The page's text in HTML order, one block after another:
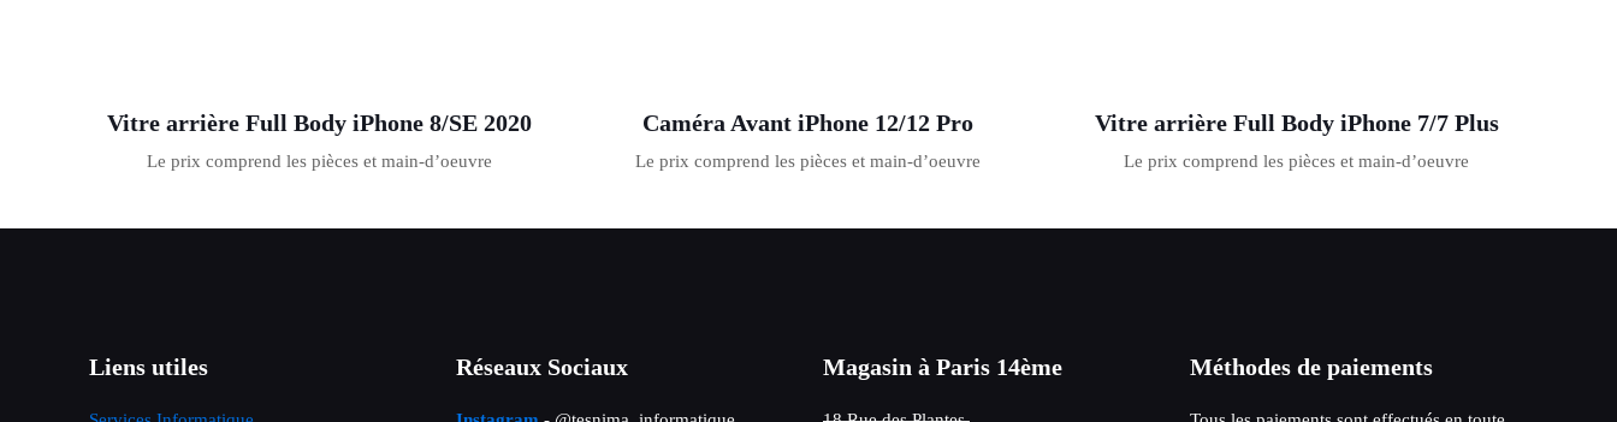
Vitre arrière Full Body iPhone 8/SE 2020
Le prix comprend les pièces et main-d’oeuvre
Caméra Avant iPhone 12/12 Pro
Le prix comprend les pièces et main-d’oeuvre
Vitre arrière Full Body iPhone 7/7 Plus
Le prix comprend les pièces et main-d’oeuvre
Liens utiles Réseaux Sociaux Magasin à Paris 14ème Méthodes de paiements